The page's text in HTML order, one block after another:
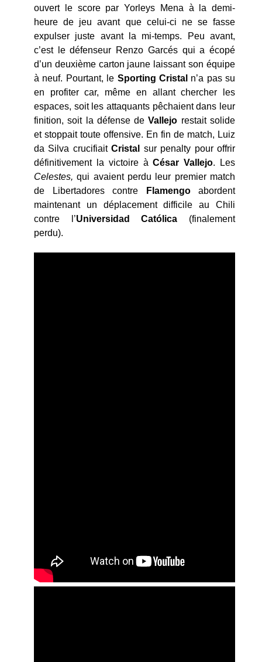
ouvert le score par Yorleys Mena à la demi-
heure de jeu avant que celui-ci ne se fasse
expulser juste avant la mi-temps. Peu avant,
c’est le défenseur Renzo Garcés qui a écopé
d’un deuxième carton jaune laissant son équipe
à neuf. Pourtant, le Sporting Cristal n’a pas su
en profiter car, même en allant chercher les
espaces, soit les attaquants pêchaient dans leur
finition, soit la défense deVallejo restait solide
et stoppait toute offensive. En fin de match, Luiz
da Silva crucifiaitCristal sur penalty pour offrir
définitivement la victoire àCésar Vallejo. Les
Celestes,qui avaient perdu leur premier match
de Libertadores contre
Flamengo abordent
maintenant un déplacement difficile au Chili
contre l’Universidad Católica (finalement
perdu).